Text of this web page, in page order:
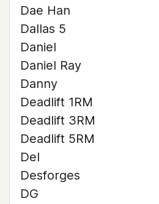
Dae Han
Dallas 5
Daniel
Daniel Ray
Danny
Deadlift 1RM
Deadlift 3RM
Deadlift 5RM
Del
Desforges
DG